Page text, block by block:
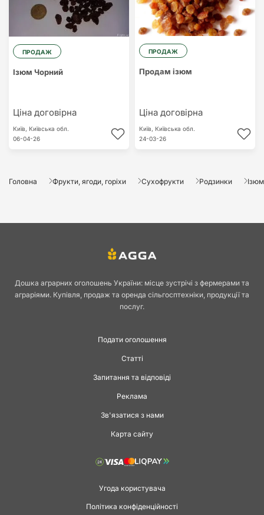
ПРОДАЖ
Ізюм Чорний
Ціна договірна
Київ, Київська обл.
06-04-26
ПРОДАЖ
Продам ізюм
Ціна договірна
Київ, Київська обл.
24-03-26
Головна Фрукти, ягоди, горіхи Сухофрукти Родзинки
Дошка аграрних оголошень України: місце зустрічі з фермерами та
аграріями. Купівля, продаж та оренда сільгосптехніки, продукції та
послуг.
Подати оголошення
Статті
Запитання та відповіді
Реклама
Зв'язатися з нами
Карта сайту
Угода користувача
Політика конфіденційності